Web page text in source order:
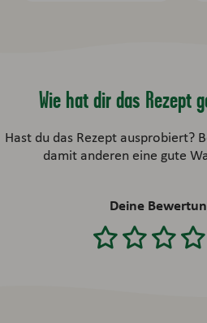
Wie hat dir das Rezept
Hast du das Rezept ausprobiert?
damit anderen eine gute
Deine